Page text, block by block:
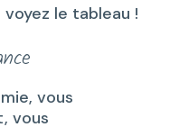
voyez le tableau !
vous
vous